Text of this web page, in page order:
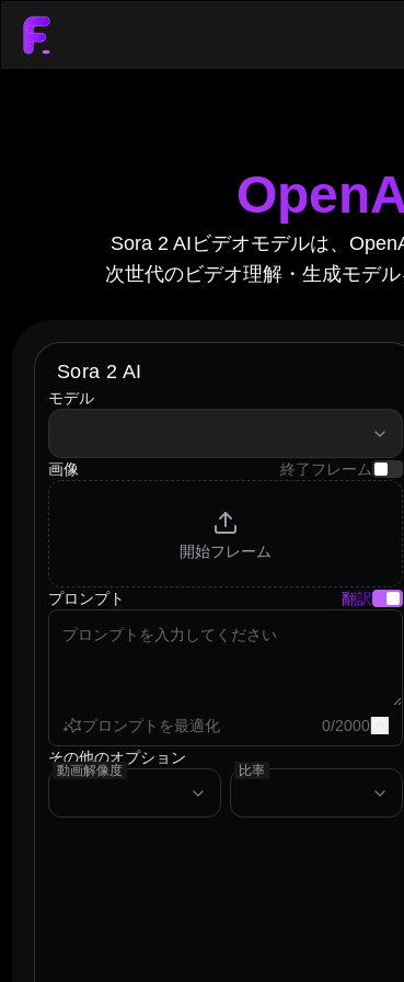
Sora 2 AIビデオモデルは、
次世代のビデオ理解・生成モデ
Sora 2 AI
モデル
model
画像 終了フレーム
開始フレーム
プロンプト 翻訳
プロンプトを最適化 0/2000
その他のオプション
動画解像度 比率